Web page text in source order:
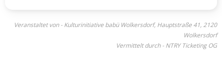
Veranstaltet von - Kulturinitiative babü Wolkersdorf, Hauptstraße 41, 2120
Wolkersdorf
Vermittelt durch - NTRY Ticketing OG